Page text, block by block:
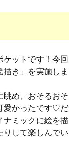
ットです！今回
き」を実施しま
め、おそるおそ
愛かったです♡だ
ナミックに絵を描
りして楽しんでい